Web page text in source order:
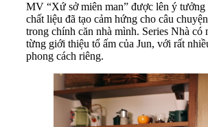
MV “Xứ sở miên man” được lên ý
chất liệu đã tạo cảm hứng cho câu
trong chính căn nhà mình. Series Nhà có
từng giới thiệu tổ ấm của Jun, với rất
phong cách riêng.